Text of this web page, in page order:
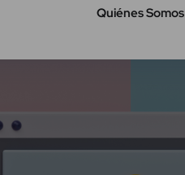
Quiénes Somos